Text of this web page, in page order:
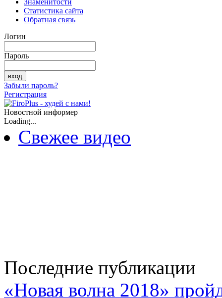
Знаменитости
Статистика сайта
Обратная связь
Логин
Пароль
Забыли пароль?
Регистрация
Новостной информер
Loading...
Свежее видео
Последние публикации
«Новая волна 2018»